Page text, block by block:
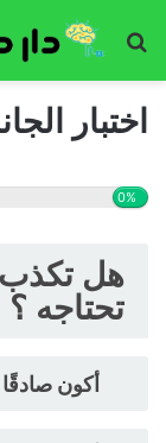
بحث
عن
اختبار
0%
هل
تحتاجه ؟
أكون